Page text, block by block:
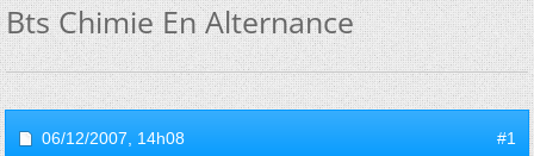
Bts Chimie En Alternance
06/12/2007, 14h08 #1